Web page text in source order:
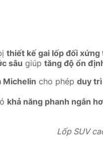
thiết kế gai lốp đối xứng
sâu giúp tăng độ ổn
Michelin cho phép duy trì
khả năng phanh ngắn
Lốp SUV